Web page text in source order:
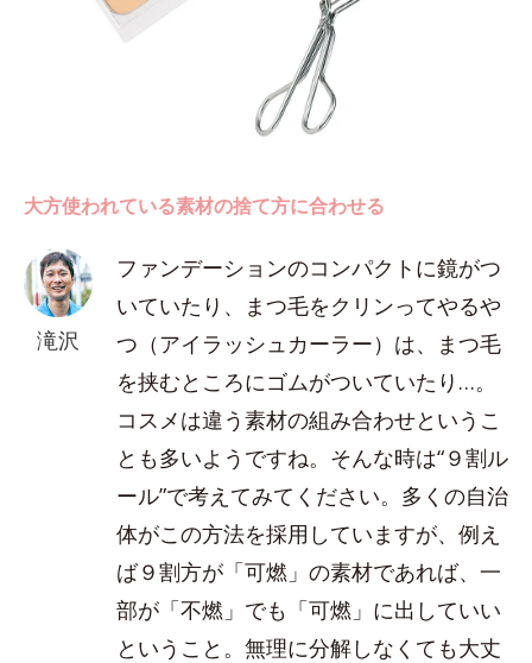
大方使われている素材の捨て方に合わせる
滝沢
ファンデーションのコンパクトに鏡がつ
いていたり、まつ毛をクリンってやるや
つ（アイラッシュカーラー）は、まつ毛
を挟むところにゴムがついていたり…。
コスメは違う素材の組み合わせというこ
とも多いようですね。そんな時は“９割ル
ール”で考えてみてください。多くの自治
体がこの方法を採用していますが、例え
ば９割方が「可燃」の素材であれば、一
部が「不燃」でも「可燃」に出していい
ということ。無理に分解しなくても大丈